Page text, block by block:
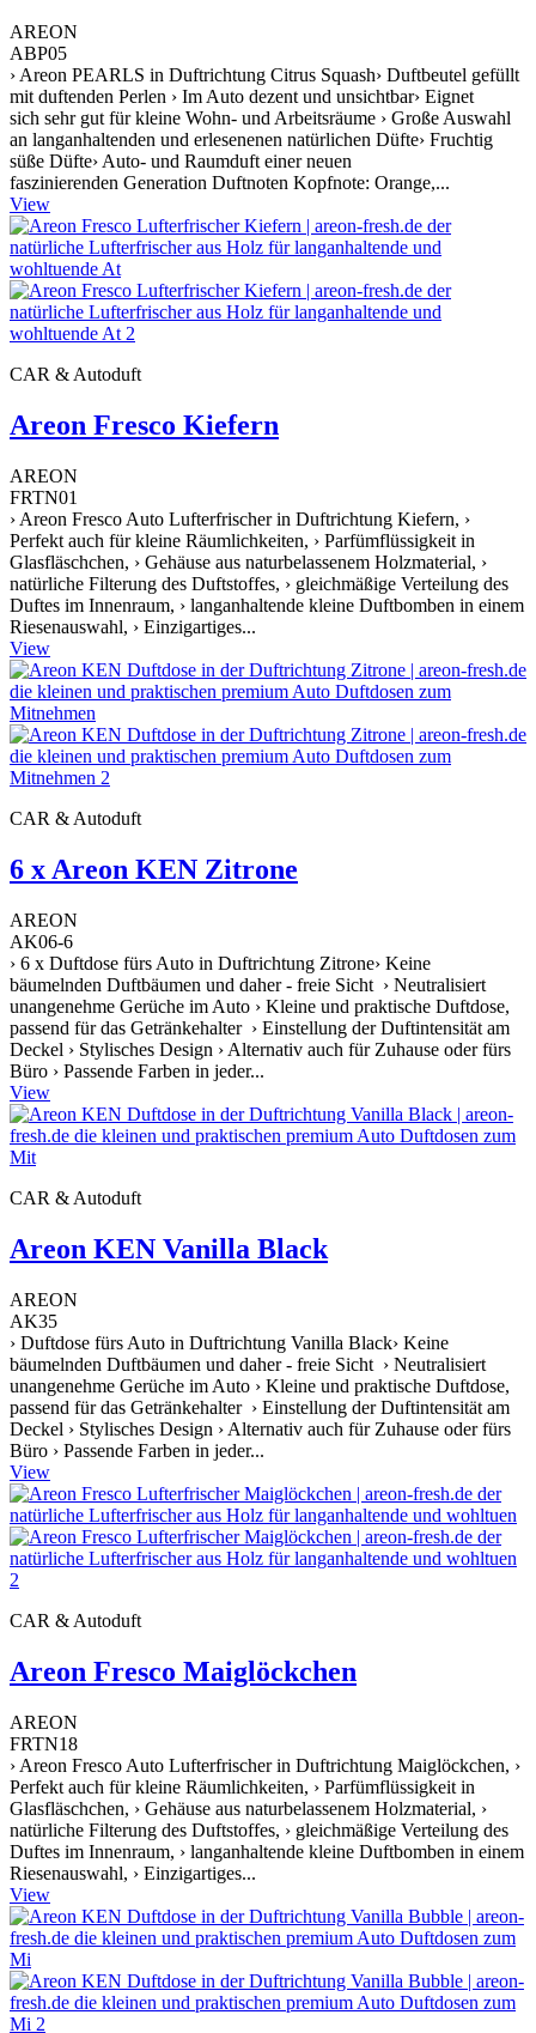
AREON
ABP05
› Areon PEARLS in Duftrichtung Citrus Squash› Duftbeutel gefüllt
mit duftenden Perlen › Im Auto dezent und unsichtbar› Eignet
sich sehr gut für kleine Wohn- und Arbeitsräume › Große Auswahl
an langanhaltenden und erlesenenen natürlichen Düfte› Fruchtig
süße Düfte› Auto- und Raumduft einer neuen
faszinierenden Generation Duftnoten Kopfnote: Orange,...
View
CAR & Autoduft
Areon Fresco Kiefern
AREON
FRTN01
› Areon Fresco Auto Lufterfrischer in Duftrichtung Kiefern, ›
Perfekt auch für kleine Räumlichkeiten, › Parfümflüssigkeit in
Glasfläschchen, › Gehäuse aus naturbelassenem Holzmaterial, ›
natürliche Filterung des Duftstoffes, › gleichmäßige Verteilung des
Duftes im Innenraum, › langanhaltende kleine Duftbomben in einem
Riesenauswahl, › Einzigartiges...
View
CAR & Autoduft
6 x Areon KEN Zitrone
AREON
AK06-6
› 6 x Duftdose fürs Auto in Duftrichtung Zitrone› Keine
bäumelnden Duftbäumen und daher - freie Sicht › Neutralisiert
unangenehme Gerüche im Auto › Kleine und praktische Duftdose,
passend für das Getränkehalter › Einstellung der Duftintensität am
Deckel › Stylisches Design › Alternativ auch für Zuhause oder fürs
Büro › Passende Farben in jeder...
View
CAR & Autoduft
Areon KEN Vanilla Black
AREON
AK35
› Duftdose fürs Auto in Duftrichtung Vanilla Black› Keine
bäumelnden Duftbäumen und daher - freie Sicht › Neutralisiert
unangenehme Gerüche im Auto › Kleine und praktische Duftdose,
passend für das Getränkehalter › Einstellung der Duftintensität am
Deckel › Stylisches Design › Alternativ auch für Zuhause oder fürs
Büro › Passende Farben in jeder...
View
CAR & Autoduft
Areon Fresco Maiglöckchen
AREON
FRTN18
› Areon Fresco Auto Lufterfrischer in Duftrichtung Maiglöckchen, ›
Perfekt auch für kleine Räumlichkeiten, › Parfümflüssigkeit in
Glasfläschchen, › Gehäuse aus naturbelassenem Holzmaterial, ›
natürliche Filterung des Duftstoffes, › gleichmäßige Verteilung des
Duftes im Innenraum, › langanhaltende kleine Duftbomben in einem
Riesenauswahl, › Einzigartiges...
View